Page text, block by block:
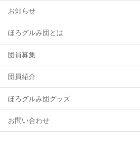
お知らせ
ほろグルみ団とは
団員募集
団員紹介
ほろグルみ団グッズ
お問い合わせ